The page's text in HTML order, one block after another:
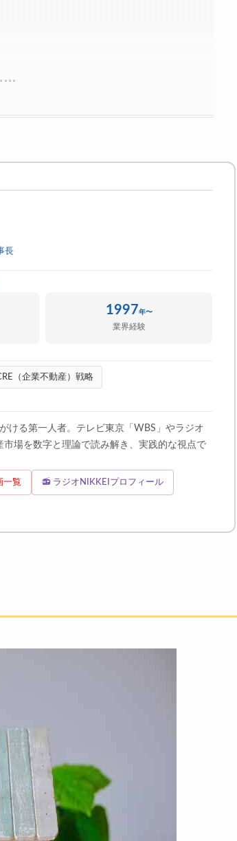
長
1997年〜
業界経験
（企業不動産）戦略
ける第一人者。テレビ東京「WBS」やラジオ
場を数字と理論で読み解き、実践的な視点で
一覧 📻 ラジオNIKKEIプロフィール